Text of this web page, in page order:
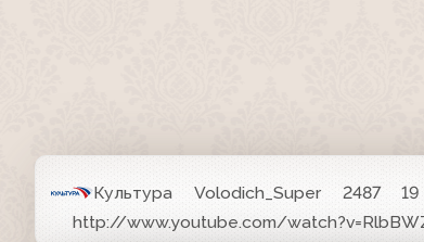
Культура Volodich_Super 2487
19
http://www.youtube.com/